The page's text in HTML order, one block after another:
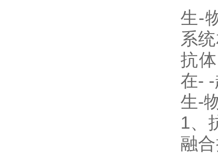
生-
系
抗
在- -
生-
1、
融